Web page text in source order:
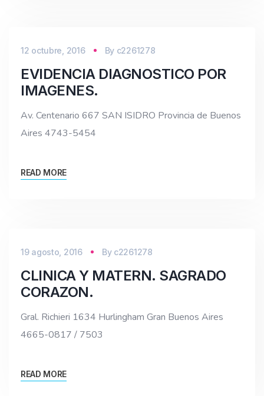
12 octubre, 2016 By c2261278
EVIDENCIA DIAGNOSTICO POR
IMAGENES.
Av. Centenario 667 SAN ISIDRO Provincia de Buenos
Aires 4743-5454
READ MORE
19 agosto, 2016 By c2261278
CLINICA Y MATERN. SAGRADO
CORAZON.
Gral. Richieri 1634 Hurlingham Gran Buenos Aires
4665-0817 / 7503
READ MORE